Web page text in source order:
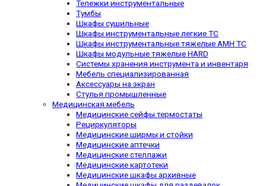
Тележки инструментальные
Тумбы
Шкафы сушильные
Шкафы инструментальные легкие TC
Шкафы инструментальные тяжелые AMH TC
Шкафы модульные тяжелые HARD
Системы хранения инструмента и инвентаря
Мебель специализированная
Аксессуары на экран
Стулья промышленные
Медицинская мебель
Медицинские сейфы термостаты
Рециркуляторы
Медицинские ширмы и стойки
Медицинские аптечки
Медицинские стеллажи
Медицинские картотеки
Медицинские шкафы архивные